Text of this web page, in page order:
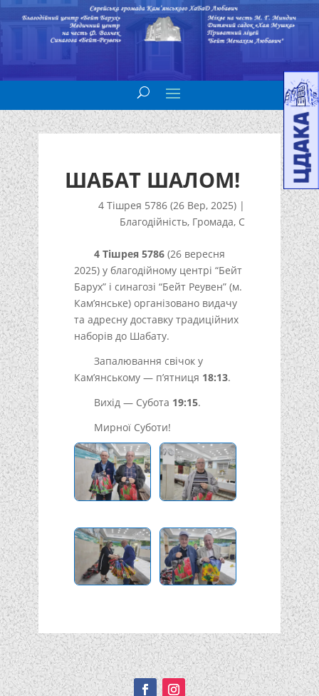
ШАБАТ ШАЛОМ!
4 Тішрея 5786 (26 Вер, 2025) |
Благодійність, Громада, С
4 Тішрея 5786(26 вересня
2025) у благодійному центрі “Бейт
Барух” і синагозі “Бейт Реувен” (м.
Кам’янське) організовано видачу
та адресну доставку традиційних
наборів до Шабату.
Запалювання свічок у
Кам’янському — п’ятниця 18:13.
Вихід — Субота 19:15.
Мирної Суботи!
Подписывайтесь!